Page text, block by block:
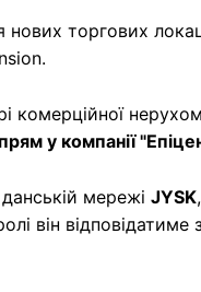
торгових
комерційної
у компанії
мережі JYSK
він